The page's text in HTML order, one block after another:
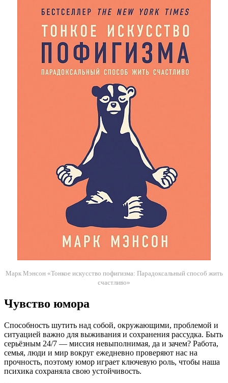
Марк Мэнсон «Тонкое искусство пофигизма: Парадоксальный способ жить
счастливо»
Чувство юмора
Способность шутить над собой, окружающими, проблемой и
ситуацией важно для выживания и сохранения рассудка. Быть
серьёзным 24/7 — миссия невыполнимая, да и зачем? Работа,
семья, люди и мир вокруг ежедневно проверяют нас на
прочность, поэтому юмор играет ключевую роль, чтобы наша
психика сохраняла свою устойчивость.